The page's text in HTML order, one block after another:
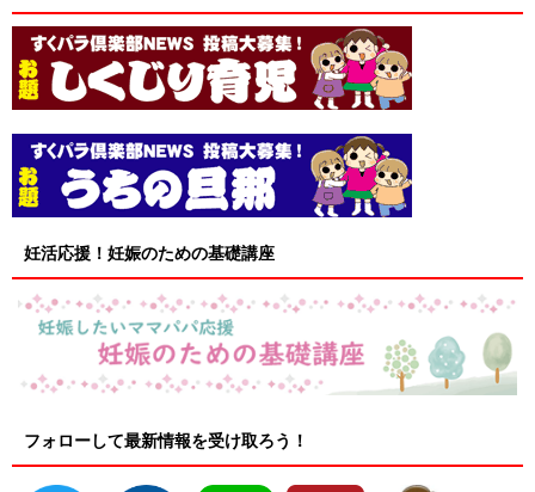
妊活応援！妊娠のための基礎講座
フォローして最新情報を受け取ろう！